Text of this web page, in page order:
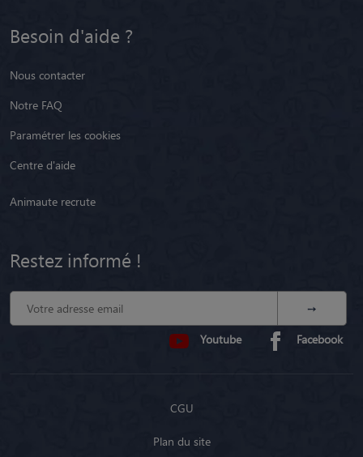
Besoin d'aide ?
Nous contacter
Notre FAQ
Paramétrer les cookies
Centre d'aide
Animaute recrute
Restez informé !
Youtube Facebook
CGU
Plan du site